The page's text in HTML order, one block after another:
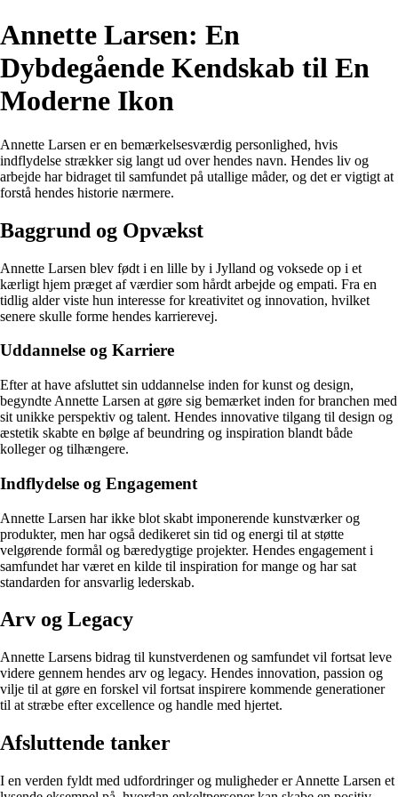
Annette Larsen: En
Dybdegående Kendskab til En
Moderne Ikon
Annette Larsen er en bemærkelsesværdig personlighed, hvis
indflydelse strækker sig langt ud over hendes navn. Hendes liv og
arbejde har bidraget til samfundet på utallige måder, og det er vigtigt at
forstå hendes historie nærmere.
Baggrund og Opvækst
Annette Larsen blev født i en lille by i Jylland og voksede op i et
kærligt hjem præget af værdier som hårdt arbejde og empati. Fra en
tidlig alder viste hun interesse for kreativitet og innovation, hvilket
senere skulle forme hendes karrierevej.
Uddannelse og Karriere
Efter at have afsluttet sin uddannelse inden for kunst og design,
begyndte Annette Larsen at gøre sig bemærket inden for branchen med
sit unikke perspektiv og talent. Hendes innovative tilgang til design og
æstetik skabte en bølge af beundring og inspiration blandt både
kolleger og tilhængere.
Indflydelse og Engagement
Annette Larsen har ikke blot skabt imponerende kunstværker og
produkter, men har også dedikeret sin tid og energi til at støtte
velgørende formål og bæredygtige projekter. Hendes engagement i
samfundet har været en kilde til inspiration for mange og har sat
standarden for ansvarlig lederskab.
Arv og Legacy
Annette Larsens bidrag til kunstverdenen og samfundet vil fortsat leve
videre gennem hendes arv og legacy. Hendes innovation, passion og
vilje til at gøre en forskel vil fortsat inspirere kommende generationer
til at stræbe efter excellence og handle med hjertet.
Afsluttende tanker
I en verden fyldt med udfordringer og muligheder er Annette Larsen et